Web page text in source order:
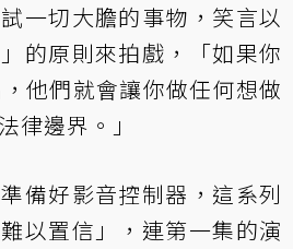
一切大膽的事物，笑言以
的原則來拍戲，「如果你
他們就會讓你做任何想做
律邊界。」
備好影音控制器，這系列
以置信」，連第一集的演